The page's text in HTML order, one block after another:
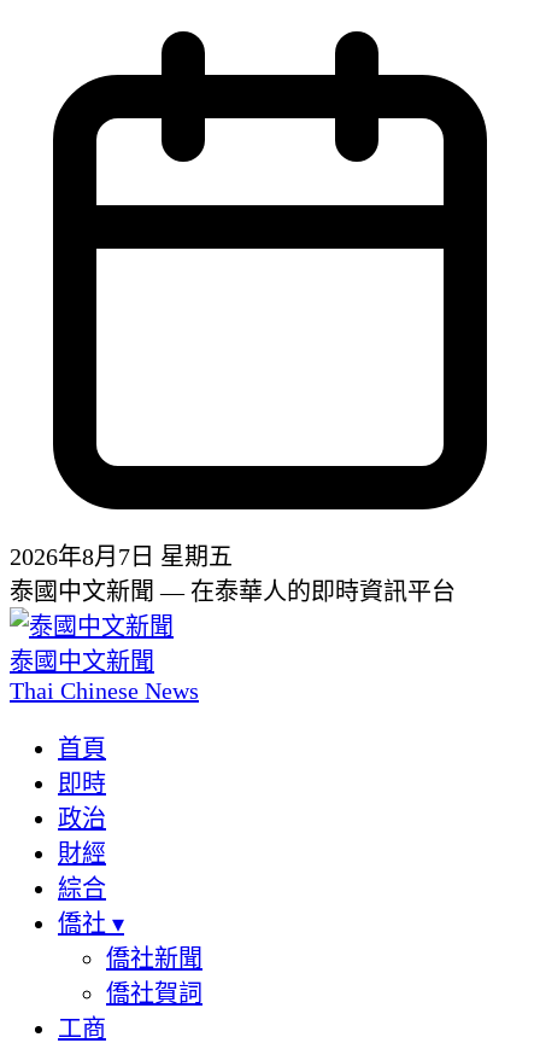
2026年8月7日 星期五
泰國中文新聞 — 在泰華人的即時資訊平台
泰國中文新聞
Thai Chinese News
首頁
即時
政治
財經
綜合
僑社 ▾
僑社新聞
僑社賀詞
工商